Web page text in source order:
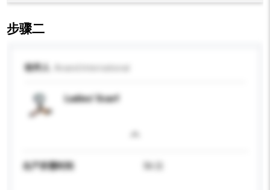
步骤二
收件人
Ladies' Scarf
生产所需时间 56 日